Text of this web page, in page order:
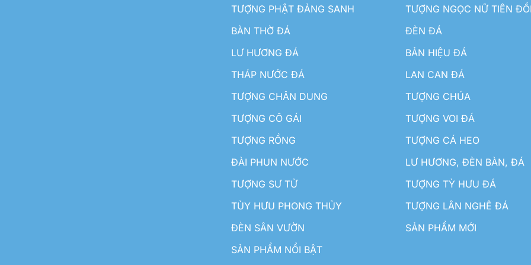
TƯỢNG PHẬT ĐẢNG SANH
TƯỢNG NGỌC NỮ TIÊN
BÀN THỜ ĐÁ
ĐÈN ĐÁ
LƯ HƯƠNG ĐÁ
BẢN HIỆU ĐÁ
THÁP NƯỚC ĐÁ
LAN CAN ĐÁ
TƯỢNG CHÂN DUNG
TƯỢNG CHÚA
TƯỢNG CÔ GÁI
TƯỢNG VOI ĐÁ
TƯỢNG RỒNG
TƯỢNG CÁ HEO
ĐÀI PHUN NƯỚC
LƯ HƯƠNG, ĐÈN BÀN, ĐÁ
TƯỢNG SƯ TỬ
TƯỢNG TỲ HƯU ĐÁ
TÙY HƯU PHONG THỦY
TƯỢNG LÂN NGHÊ ĐÁ
ĐÈN SÂN VƯỜN
SẢN PHẨM MỚI
SẢN PHẨM NỔI BẬT